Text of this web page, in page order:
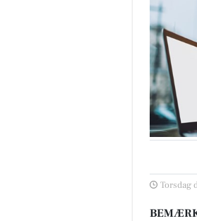
Torsdag